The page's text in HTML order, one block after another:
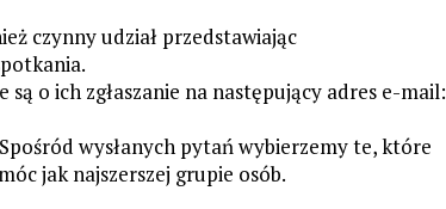
czynny udział przedstawiając
o ich zgłaszanie na następujący adres e-mail:
wysłanych pytań wybierzemy te, które
jak najszerszej grupie osób.